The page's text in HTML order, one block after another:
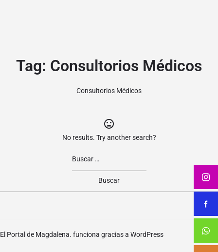
Tag: Consultorios Médicos
Consultorios Médicos
No results. Try another search?
El Portal de Magdalena. funciona gracias a WordPress